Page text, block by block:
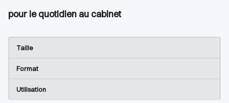
pour le quotidien au cabinet
Taille
Format
Utilisation